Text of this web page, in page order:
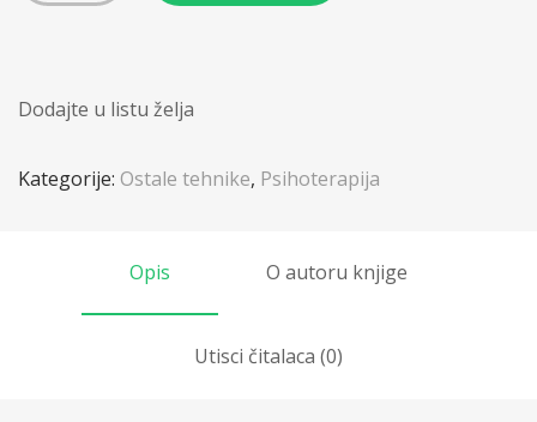
Dodajte u listu želja
Kategorije: Ostale tehnike, Psihoterapija
Opis O autoru knjige
Utisci čitalaca (0)